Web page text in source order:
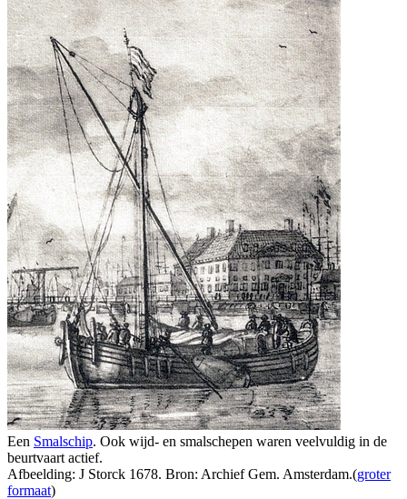
Een Smalschip. Ook wijd- en smalschepen waren veelvuldig in de
beurtvaart actief.
Afbeelding: J Storck 1678. Bron: Archief Gem. Amsterdam.(groter
formaat)